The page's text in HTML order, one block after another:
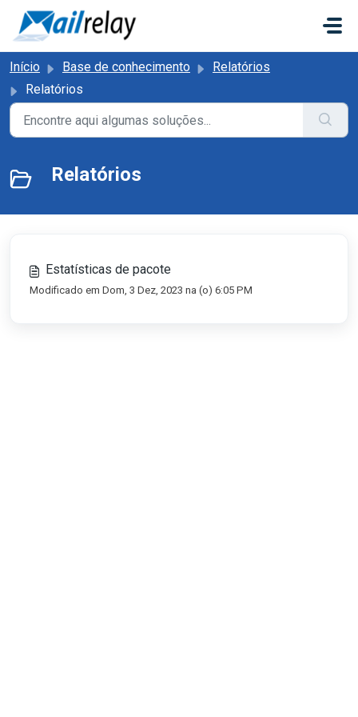
Ir para o conteúdo principal
Início Base de conhecimento
Relatórios
Relatórios
Relatórios
Estatísticas de pacote
Modificado em Dom, 3 Dez, 2023 na (o) 6:05 PM